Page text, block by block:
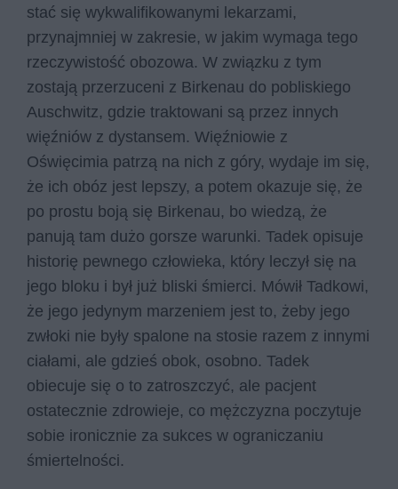
stać się wykwalifikowanymi lekarzami,
przynajmniej w zakresie, w jakim wymaga tego
rzeczywistość obozowa. W związku z tym
zostają przerzuceni z Birkenau do pobliskiego
Auschwitz, gdzie traktowani są przez innych
więźniów z dystansem. Więźniowie z
Oświęcimia patrzą na nich z góry, wydaje im się,
że ich obóz jest lepszy, a potem okazuje się, że
po prostu boją się Birkenau, bo wiedzą, że
panują tam dużo gorsze warunki. Tadek opisuje
historię pewnego człowieka, który leczył się na
jego bloku i był już bliski śmierci. Mówił Tadkowi,
że jego jedynym marzeniem jest to, żeby jego
zwłoki nie były spalone na stosie razem z innymi
ciałami, ale gdzieś obok, osobno. Tadek
obiecuje się o to zatroszczyć, ale pacjent
ostatecznie zdrowieje, co mężczyzna poczytuje
sobie ironicznie za sukces w ograniczaniu
śmiertelności.